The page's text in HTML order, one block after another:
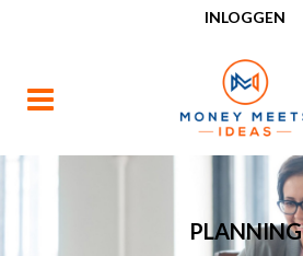
INLOGGEN
PLANNING